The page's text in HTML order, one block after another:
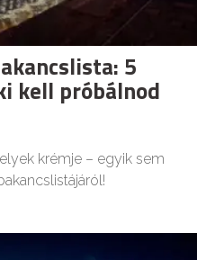
5
kell próbálnod
krémje – egyik sem